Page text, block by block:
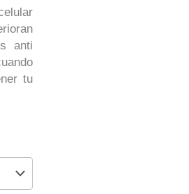
anti
tu